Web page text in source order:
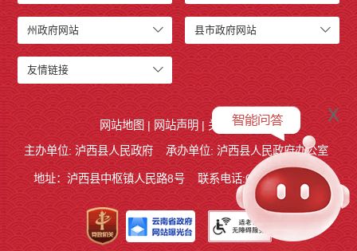
州政府网站 县市政府网站
友情链接
网站地图 | 网站声明 | 关于我们
主办单位: 泸西县人民政府
承办单位: 泸西县人民政府办公室
地址：泸西县中枢镇人民路8号 联系电话:0873-6621715
x